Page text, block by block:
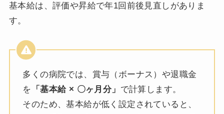
基本給は、評価や昇給で年1回前後見直しがありま
す。
多くの病院では、賞与（ボーナス）や退職金
を 「基本給 × 〇ヶ月分」 で計算します。
そのため、基本給が低く設定されていると、